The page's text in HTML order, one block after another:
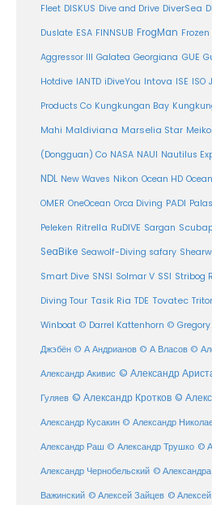
Fleet DISKUS Dive and Drive DiverSea
Duslate ESA FINNSUB FrogMan
Aggressor III Galatea Georgiana GUE
Hotdive IANTD iDiveYou Intova ISE ISO
Products Co Kungkungan Bay
Mahi Maldiviana Marselia Star
(Dongguan) Co NASA NAUI Nautilus
NDL New Waves Nikon Ocean HD
OMER OneOcean Orca Diving PADI
Peleken Ritrella RuDIVE Sargan
SeaBike Seawolf-Diving safary
Smart Dive SNSI Solmar V SSI Stribog
Diving Tour Tasik Ria TDE Tovatec
Winboat © Darrel Kattenhorn ©
Джэбён © А Андрианов © А Власов ©
Александр Акивис © Александр
Гуляев © Александр Кротков ©
Александр Кусакин © Александр
Александр Раш © Александр Трушко ©
Александр Чернобельский ©
Важинский © Алексей Зайцев ©